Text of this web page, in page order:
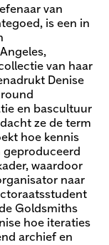
van
is een in
van haar
Denise
en bascultuur
ze de term
hoe kennis
geproduceerd
waardoor
naar
Goldsmiths
hoe iteraties
archief en